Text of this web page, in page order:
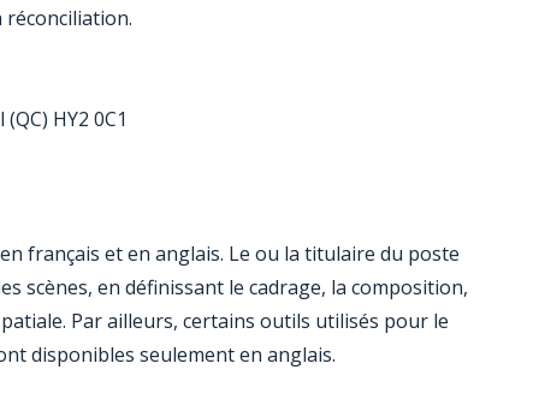
réconciliation.
HY2 0C1
français et en anglais. Le ou la titulaire du poste
scènes, en définissant le cadrage, la composition,
Par ailleurs, certains outils utilisés pour le
disponibles seulement en anglais.